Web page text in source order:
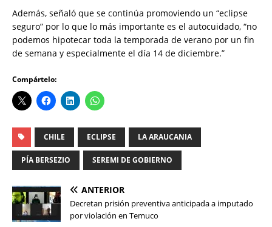
Además, señaló que se continúa promoviendo un “eclipse
seguro” por lo que lo más importante es el autocuidado, “no
podemos hipotecar toda la temporada de verano por un fin
de semana y especialmente el día 14 de diciembre.”
Compártelo:
CHILE ECLIPSE LA ARAUCANIA
PÍA BERSEZIO SEREMI DE GOBIERNO
ANTERIOR
Decretan prisión preventiva anticipada a imputado
por violación en Temuco